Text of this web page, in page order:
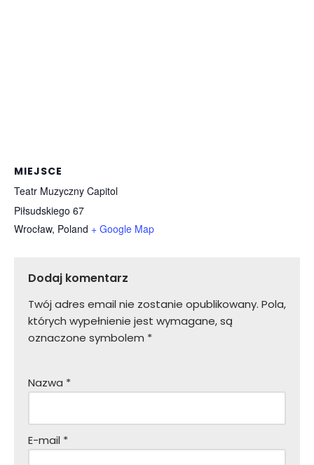
MIEJSCE
Teatr Muzyczny Capitol
Piłsudskiego 67
Wrocław, Poland + Google Map
Dodaj komentarz
Twój adres email nie zostanie opublikowany. Pola,
których wypełnienie jest wymagane, są
oznaczone symbolem *
Nazwa *
E-mail *